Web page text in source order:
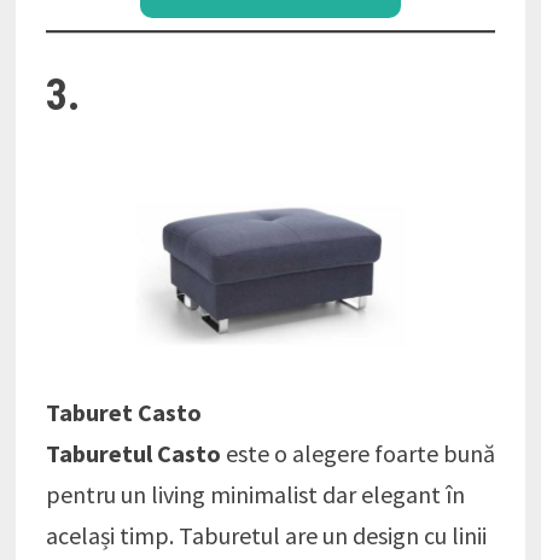
3.
Taburet Casto
Taburetul Casto este o alegere foarte bună
pentru un living minimalist dar elegant în
același timp. Taburetul are un design cu linii